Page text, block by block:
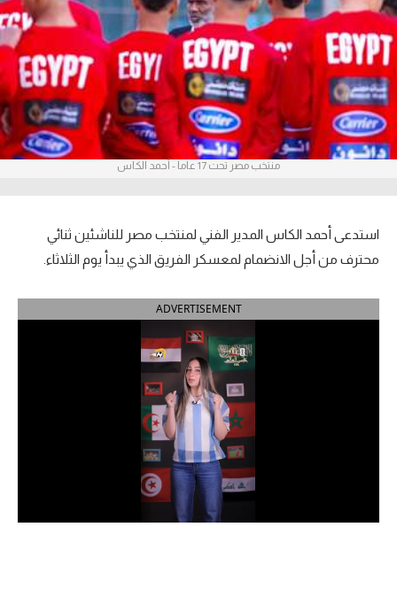
آراء حرة
ركن الألعاب
بطولات
الدوري المصري
الدوري الإسباني
الدوري الإيطالي
الدوري السعودي للمحترفين
منتخب مصر تحت 17 عاما - أحمد الكاس
استدعى أحمد الكاس المدير الفني لمنتخب مصر للناشئين ثنائي
محترف من أجل الانضمام لمعسكر الفريق الذي يبدأ يوم الثلاثاء.
ADVERTISEMENT